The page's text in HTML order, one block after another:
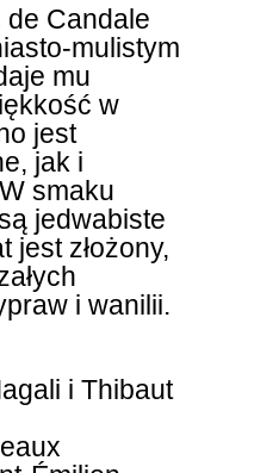
Candale
mulistym
mu
w
jest
jak i
smaku
jedwabiste
jest złożony,
i wanilii.
i Thibaut